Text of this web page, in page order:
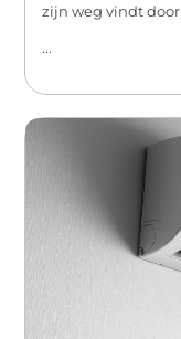
zijn weg vindt door
...